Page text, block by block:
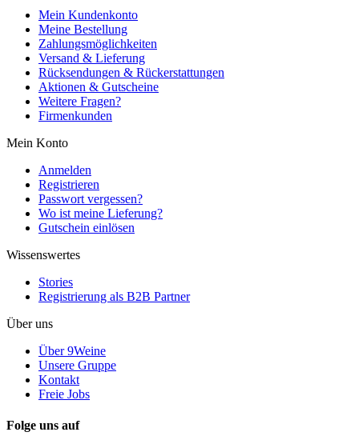
Mein Kundenkonto
Meine Bestellung
Zahlungsmöglichkeiten
Versand & Lieferung
Rücksendungen & Rückerstattungen
Aktionen & Gutscheine
Weitere Fragen?
Firmenkunden
Mein Konto
Anmelden
Registrieren
Passwort vergessen?
Wo ist meine Lieferung?
Gutschein einlösen
Wissenswertes
Stories
Registrierung als B2B Partner
Über uns
Über 9Weine
Unsere Gruppe
Kontakt
Freie Jobs
Folge uns auf